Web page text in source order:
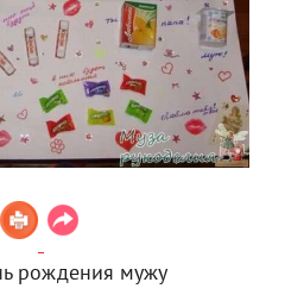
рождения мужу